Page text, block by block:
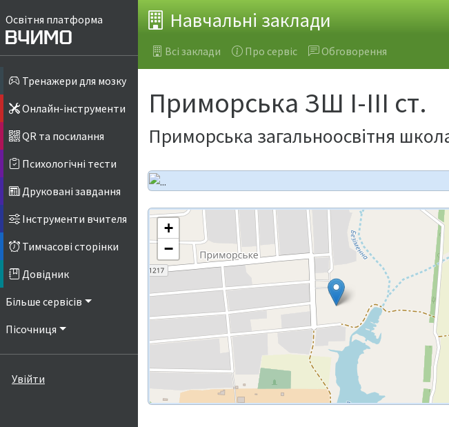
Освітня платформа
Тренажери для мозку
Онлайн-інструменти
QR та посилання
Психологічні тести
Друковані завдання
Інструменти вчителя
Тимчасові сторінки
Довідник
Більше сервісів
Пісочниця
Увійти
Навчальні заклади
Всі заклади Про сервіс Обговорення
Приморська ЗШ І-ІІІ ст.
Приморська загальноосвітня школа
+
−